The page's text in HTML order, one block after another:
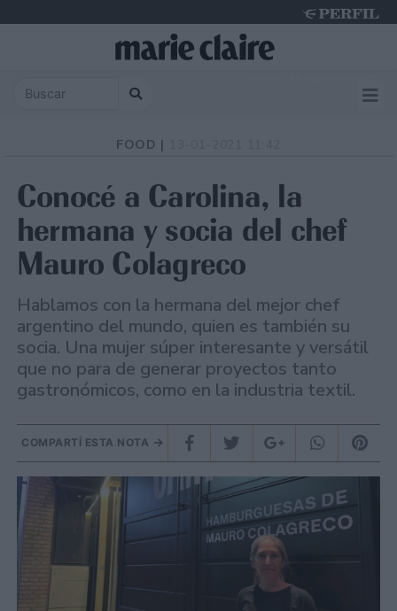
FOOD |
Conocé a Carolina, la
hermana y socia del chef
Mauro Colagreco
Hablamos con la hermana del mejor chef
argentino del mundo, quien es también su
socia. Una mujer súper interesante y versátil
que no para de generar proyectos tanto
gastronómicos, como en la industria textil.
COMPARTÍ ESTA NOTA